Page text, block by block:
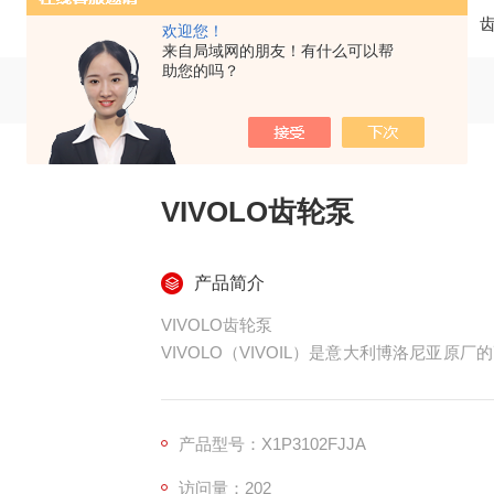
欢迎您！
来自局域网的朋友！有什么可以帮
助您的吗？
VIVOLO齿轮泵
产品简介
VIVOLO齿轮泵
VIVOLO（VIVOIL）是意大利博洛尼亚原厂
一、品牌与定位
产品型号：X1P3102FJJA
访问量：202